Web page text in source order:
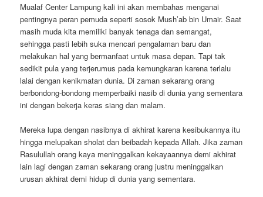
Mualaf Center Lampung kali ini akan membahas menganai
pentingnya peran pemuda seperti sosok Mush’ab bin Umair. Saat
masih muda kita memiliki banyak tenaga dan semangat,
sehingga pasti lebih suka mencari pengalaman baru dan
melakukan hal yang bermanfaat untuk masa depan. Tapi tak
sedikit pula yang terjerumus pada kemungkaran karena terlalu
lalai dengan kenikmatan dunia. Di zaman sekarang orang
berbondong-bondong memperbaiki nasib di dunia yang sementara
ini dengan bekerja keras siang dan malam.
Mereka lupa dengan nasibnya di akhirat karena kesibukannya itu
hingga melupakan sholat dan beibadah kepada Allah. Jika zaman
Rasulullah orang kaya meninggalkan kekayaannya demi akhirat
lain lagi dengan zaman sekarang orang justru meninggalkan
urusan akhirat demi hidup di dunia yang sementara.